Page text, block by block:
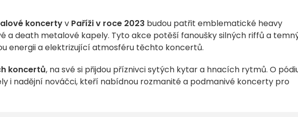
koncertyv Paříži v roce 2023 budou patřit emblematické heavy
a death metalové kapely. Tyto akce potěší fanoušky silných riffů a
energii a elektrizující atmosféru těchto koncertů.
koncertů, na své si přijdou příznivci sytých kytar a hnacích rytmů. O
i nadějní nováčci, kteří nabídnou rozmanité a podmanivé koncerty pro